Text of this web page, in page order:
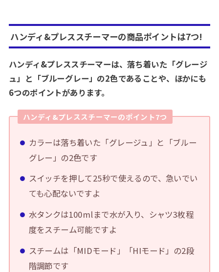
ハンディ&プレススチーマーの商品ポイントは7つ!
ハンディ&プレススチーマーは、落ち着いた「グレージ
ュ」と「ブルーグレー」の2色であることや、ほかにも
6つのポイントがあります。
ハンディ&プレススチーマーのポイント7つ
カラーは落ち着いた「グレージュ」と「ブルー
グレー」の2色です
スイッチを押して25秒で使えるので、急いでい
ても心配ないですよ
水タンクは100mlまで水が入り、シャツ3枚程
度をスチーム可能ですよ
スチームは「MIDモード」「HIモード」の2段
階調節です